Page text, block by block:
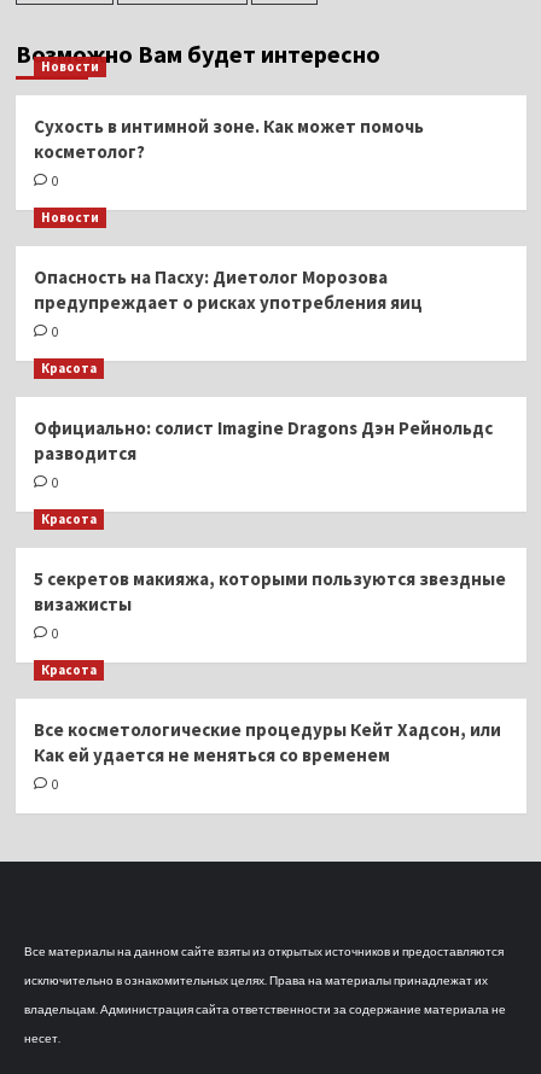
Возможно Вам будет интересно
Новости
Сухость в интимной зоне. Как может помочь
косметолог?
0
Новости
Опасность на Пасху: Диетолог Морозова
предупреждает о рисках употребления яиц
0
Красота
Официально: солист Imagine Dragons Дэн Рейнольдс
разводится
0
Красота
5 секретов макияжа, которыми пользуются звездные
визажисты
0
Красота
Все косметологические процедуры Кейт Хадсон, или
Как ей удается не меняться со временем
0
Все материалы на данном сайте взяты из открытых источников и предоставляются
исключительно в ознакомительных целях. Права на материалы принадлежат их
владельцам. Администрация сайта ответственности за содержание материала не
несет.